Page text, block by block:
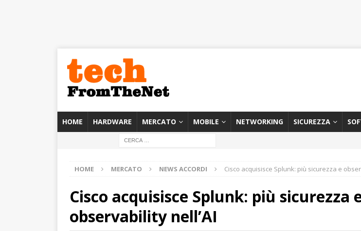
HOME HARDWARE MERCATO MOBILE NETWORKING SICUREZZA
HOME MERCATO NEWS ACCORDI Cisco acquisisce Splunk: più sicurezza e
Cisco acquisisce Splunk: più sicurezza
observability nell’AI